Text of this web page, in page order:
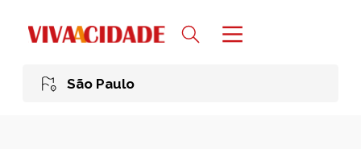
São Paulo